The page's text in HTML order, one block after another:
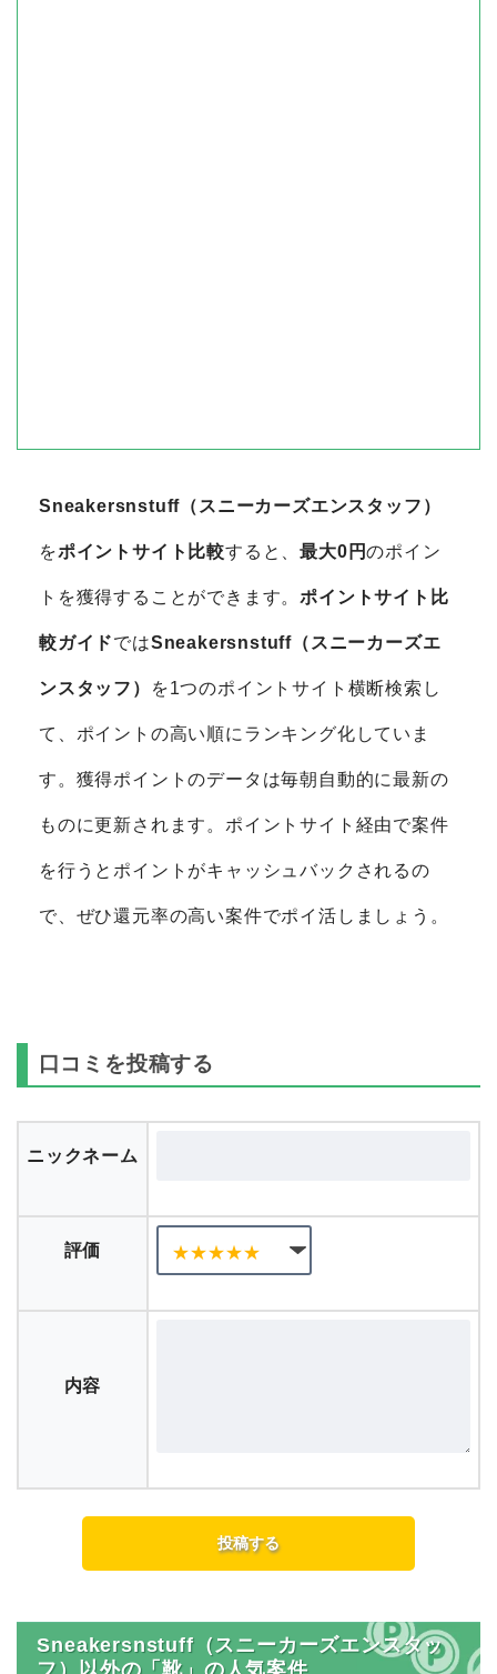
Sneakersnstuff（スニーカーズエンスタッフ）
をポイントサイト比較すると、最大0円のポイン
トを獲得することができます。ポイントサイト比
較ガイドではSneakersnstuff（スニーカーズエ
ンスタッフ） を1つのポイントサイト横断検索し
て、ポイントの高い順にランキング化していま
す。獲得ポイントのデータは毎朝自動的に最新の
ものに更新されます。ポイントサイト経由で案件
を行うとポイントがキャッシュバックされるの
で、ぜひ還元率の高い案件でポイ活しましょう。
口コミを投稿する
ニックネーム
評価
内容
Sneakersnstuff（スニーカーズエンスタッ
フ）以外の「靴」の人気案件